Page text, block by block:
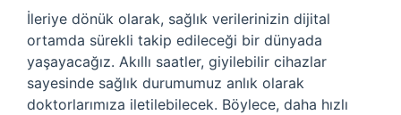
İleriye dönük olarak, sağlık verilerinizin dijital
ortamda sürekli takip edileceği bir dünyada
yaşayacağız. Akıllı saatler, giyilebilir cihazlar
sayesinde sağlık durumumuz anlık olarak
doktorlarımıza iletilebilecek. Böylece, daha hızlı